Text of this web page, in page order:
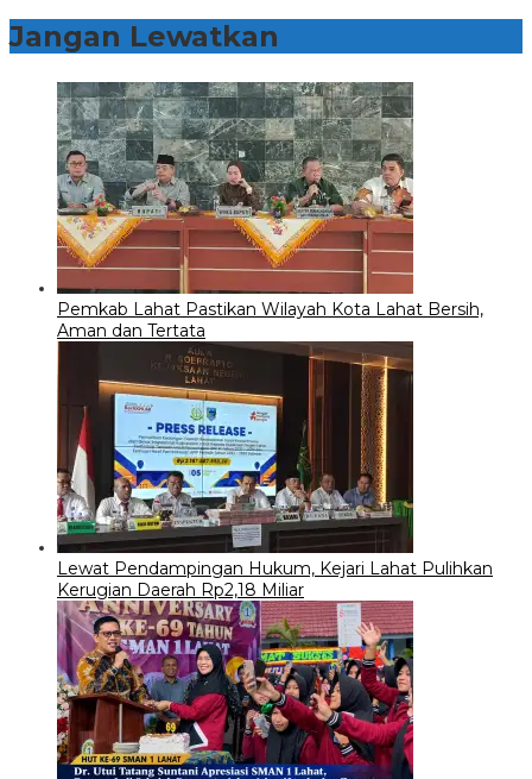
Jangan Lewatkan
Pemkab Lahat Pastikan Wilayah Kota Lahat Bersih,
Aman dan Tertata
Lewat Pendampingan Hukum, Kejari Lahat Pulihkan
Kerugian Daerah Rp2,18 Miliar